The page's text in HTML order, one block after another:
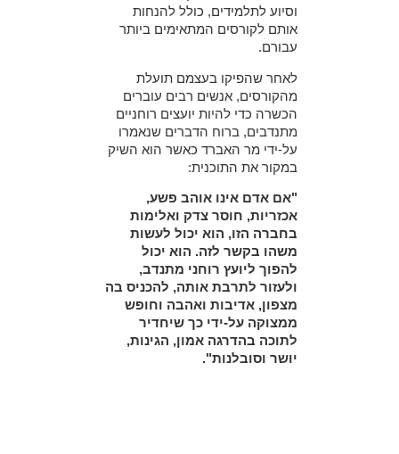
וסיוע לתלמידים, כולל להנחות
אותם לקורסים המתאימים ביותר
עבורם.
לאחר שהפיקו בעצמם תועלת
מהקורסים, אנשים רבים עוברים
הכשרה כדי להיות יועצים רוחניים
מתנדבים, ברוח הדברים שנאמרו
על-ידי מר האברד כאשר הוא השיק
במקור את התוכנית:
"אם אדם אינו אוהב פשע,
אכזריות, חוסר צדק ואלימות
בחברה הזו, הוא יכול לעשות
משהו בקשר לזה. הוא יכול
להפוך ליועץ רוחני מתנדב,
ולעזור לתרבת אותה, להכניס בה
מצפון, אדיבות ואהבה וחופש
ממצוקה על-ידי כך שיחדיר
לתוכה בהדרגה אמון, הגינות,
יושר וסובלנות".